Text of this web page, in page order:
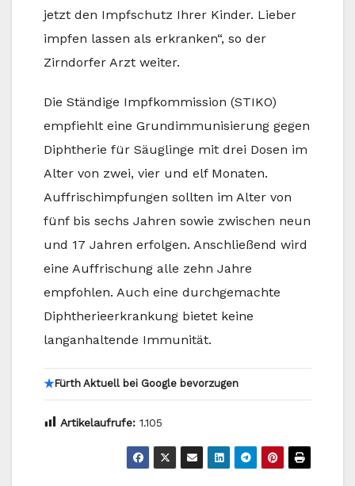
jetzt den Impfschutz Ihrer Kinder. Lieber
impfen lassen als erkranken“, so der
Zirndorfer Arzt weiter.
Die Ständige Impfkommission (STIKO)
empfiehlt eine Grundimmunisierung gegen
Diphtherie für Säuglinge mit drei Dosen im
Alter von zwei, vier und elf Monaten.
Auffrischimpfungen sollten im Alter von
fünf bis sechs Jahren sowie zwischen neun
und 17 Jahren erfolgen. Anschließend wird
eine Auffrischung alle zehn Jahre
empfohlen. Auch eine durchgemachte
Diphtherieerkrankung bietet keine
langanhaltende Immunität.
★Fürth Aktuell bei Google bevorzugen
Artikelaufrufe: 1.105